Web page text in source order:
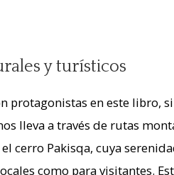
y turísticos
protagonistas en este libro,
lleva a través de rutas
cerro Pakisqa, cuya
como para visitantes.